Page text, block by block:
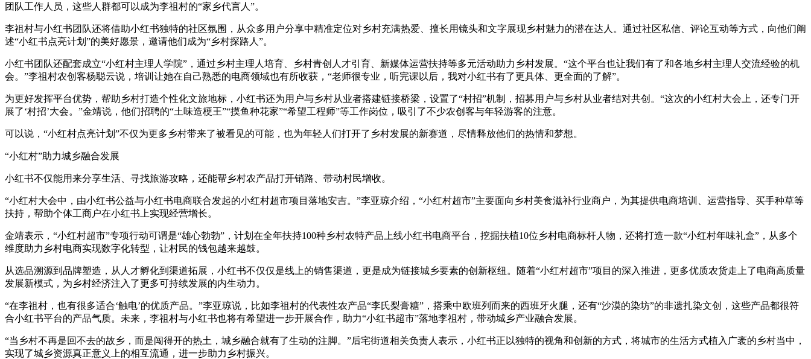
团队工作人员，这些人群都可以成为李祖村的“家乡代言人”。
李祖村与小红书团队还将借助小红书独特的社区氛围，从众多用户分享中精准定位对乡村充满热爱、擅长用镜头和文字展现乡村魅力的潜在达人。通过社区私信、评论互动等方式，向他们阐
述“小红书点亮计划”的美好愿景，邀请他们成为“乡村探路人”。
小红书团队还配套成立“小红村主理人学院”，通过乡村主理人培育、乡村青创人才引育、新媒体运营扶持等多元活动助力乡村发展。“这个平台也让我们有了和各地乡村主理人交流经验的机
会。”李祖村农创客杨聪云说，培训让她在自己熟悉的电商领域也有所收获，“老师很专业，听完课以后，我对小红书有了更具体、更全面的了解”。
为更好发挥平台优势，帮助乡村打造个性化文旅地标，小红书还为用户与乡村从业者搭建链接桥梁，设置了“村招”机制，招募用户与乡村从业者结对共创。“这次的小红村大会上，还专门开
展了‘村招’大会。”金靖说，他们招聘的“土味造梗王”“摸鱼种花家”“希望工程师”等工作岗位，吸引了不少农创客与年轻游客的注意。
可以说，“小红村点亮计划”不仅为更多乡村带来了被看见的可能，也为年轻人们打开了乡村发展的新赛道，尽情释放他们的热情和梦想。
“小红村”助力城乡融合发展
小红书不仅能用来分享生活、寻找旅游攻略，还能帮乡村农产品打开销路、带动村民增收。
“小红村大会中，由小红书公益与小红书电商联合发起的小红村超市项目落地安吉。”李亚琼介绍，“小红村超市”主要面向乡村美食滋补行业商户，为其提供电商培训、运营指导、买手种草等
扶持，帮助个体工商户在小红书上实现经营增长。
金靖表示，“小红村超市”专项行动可谓是“雄心勃勃”，计划在全年扶持100种乡村农特产品上线小红书电商平台，挖掘扶植10位乡村电商标杆人物，还将打造一款“小红村年味礼盒”，从多个
维度助力乡村电商实现数字化转型，让村民的钱包越来越鼓。
从选品溯源到品牌塑造，从人才孵化到渠道拓展，小红书不仅仅是线上的销售渠道，更是成为链接城乡要素的创新枢纽。随着“小红村超市”项目的深入推进，更多优质农货走上了电商高质量
发展新模式，为乡村经济注入了更多可持续发展的内生动力。
“在李祖村，也有很多适合‘触电’的优质产品。”李亚琼说，比如李祖村的代表性农产品“李氏梨膏糖”，搭乘中欧班列而来的西班牙火腿，还有“沙漠的染坊”的非遗扎染文创，这些产品都很符
合小红书平台的产品气质。未来，李祖村与小红书也将有希望进一步开展合作，助力“小红书超市”落地李祖村，带动城乡产业融合发展。
“当乡村不再是回不去的故乡，而是闯得开的热土，城乡融合就有了生动的注脚。”后宅街道相关负责人表示，小红书正以独特的视角和创新的方式，将城市的生活方式植入广袤的乡村当中，
实现了城乡资源真正意义上的相互流通，进一步助力乡村振兴。